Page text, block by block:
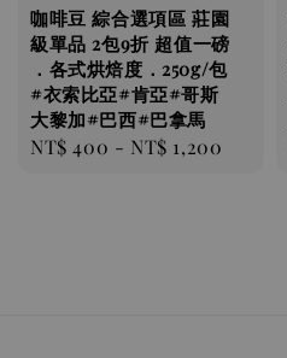
咖啡豆 綜合選項區 莊園
級單品 2包9折 超值一磅
．各式烘焙度．250g/包
#衣索比亞#肯亞#哥斯
大黎加#巴西#巴拿馬
Regular
NT$ 400 - NT$ 1,200